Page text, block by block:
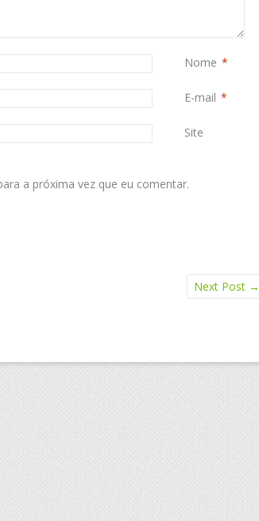
Nome *
E-mail *
Site
a próxima vez que eu comentar.
Next Post →